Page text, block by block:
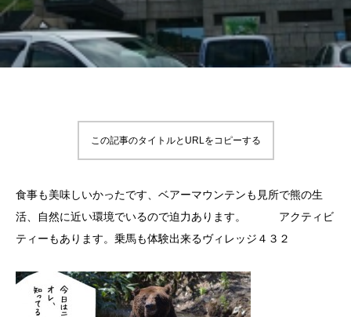
この記事のタイトルとURLをコピーする
食事も美味しいかったです、ベアーマウンテンも見所で熊の生
活、自然に近い環境でいるので迫力あります。 アクティビ
ティーもあります。乗馬も体験出来るヴィレッジ４３２